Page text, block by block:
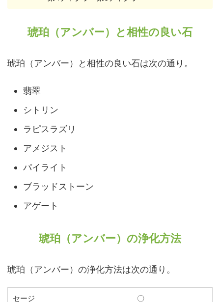
琥珀（アンバー）と相性の良い石
琥珀（アンバー）と相性の良い石は次の通り。
翡翠
シトリン
ラピスラズリ
アメジスト
パイライト
ブラッドストーン
アゲート
琥珀（アンバー）の浄化方法
琥珀（アンバー）の浄化方法は次の通り。
セージ 〇